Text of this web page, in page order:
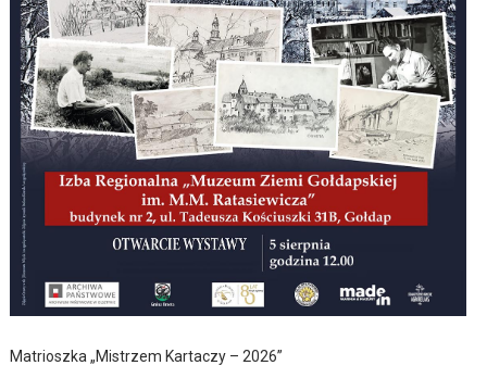
Matrioszka „Mistrzem Kartaczy – 2026”